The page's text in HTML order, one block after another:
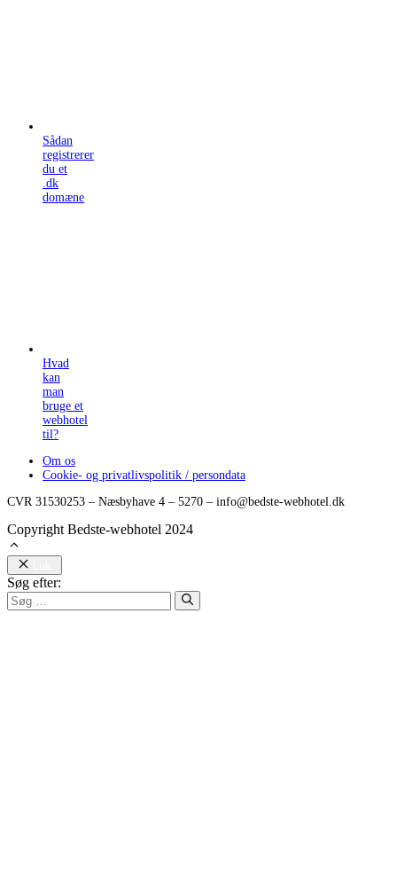
Sådan
registrerer
du et
.dk
domæne
Hvad
kan
man
bruge et
webhotel
til?
Om os
Cookie- og privatlivspolitik / persondata
CVR 31530253 – Næsbyhave 4 – 5270 – info@bedste-webhotel.dk
Copyright Bedste-webhotel 2024
Søg efter: